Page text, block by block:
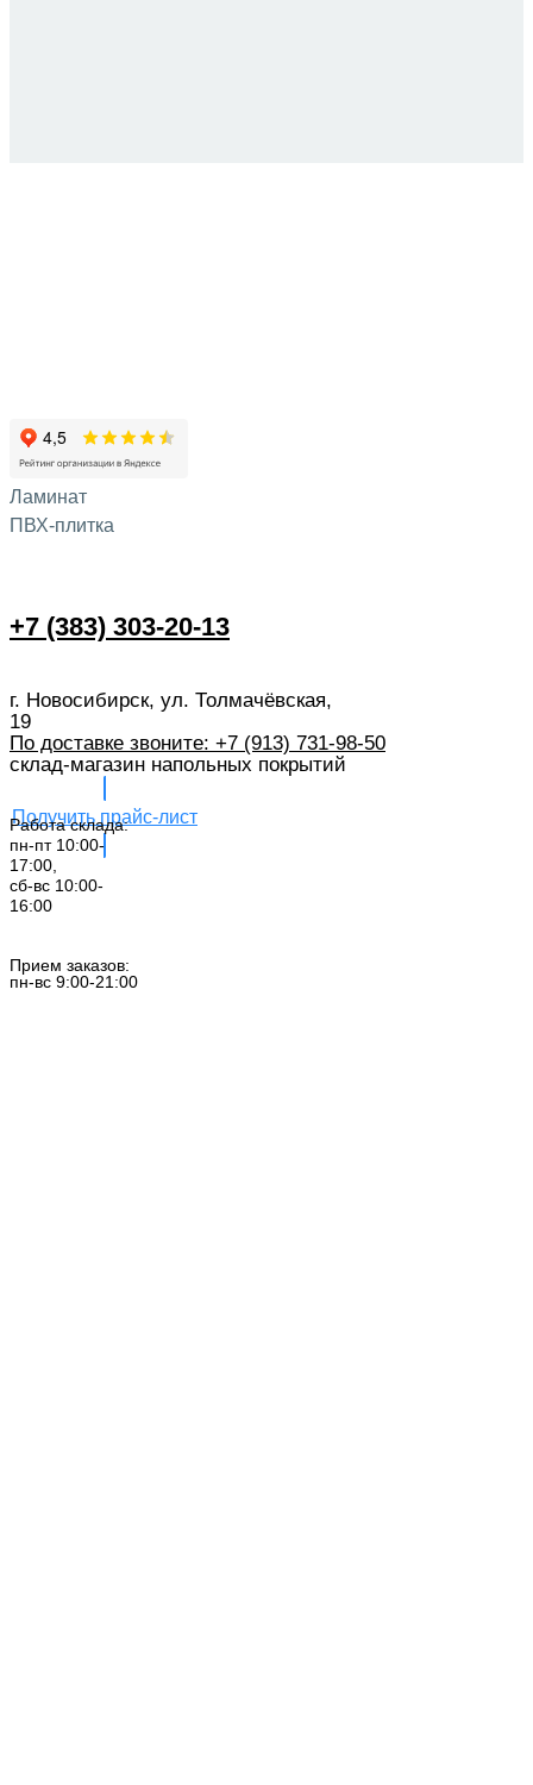
+7 (383) 303-20-13
г. Новосибирск, ул. Толмачёвская,
19
По доставке звоните: +7 (913) 731-98-50‬
склад-магазин напольных покрытий
Получить прайс-лист
Работа склада:
пн-пт 10:00-
17:00,
сб-вс 10:00-
16:00
Прием заказов:
пн-вс 9:00-21:00
Ламинат
ПВХ-плитка